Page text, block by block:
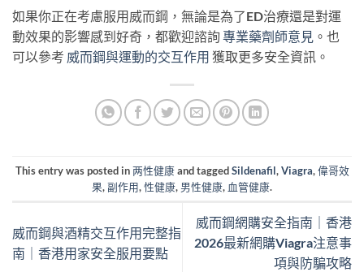
如果你正在考慮服用威而鋼，無論是為了ED治療還是對運
動效果的影響感到好奇，都歡迎諮詢 專業藥劑師意見 。也
可以參考 威而鋼與運動的交互作用 獲取更多安全資訊。
This entry was posted in两性健康and taggedSildenafil,Viagra,偉哥效
果,副作用,性健康, 男性健康, 血管健康.
威而鋼與酒精交互作用完整指
南｜香港用家安全服用要點
威而鋼網購安全指南｜香港
2026最新網購Viagra注意事
項與防騙攻略